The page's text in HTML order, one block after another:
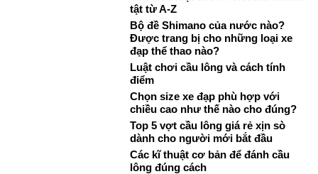
tật từ A-Z
Bộ đề Shimano của nước nào?
Được trang bị cho những loại xe
đạp thể thao nào?
Luật chơi cầu lông và cách tính
điểm
Chọn size xe đạp phù hợp với
chiều cao như thế nào cho đúng?
Top 5 vợt cầu lông giá rẻ xịn sò
dành cho người mới bắt đầu
Các kĩ thuật cơ bản để đánh cầu
lông đúng cách